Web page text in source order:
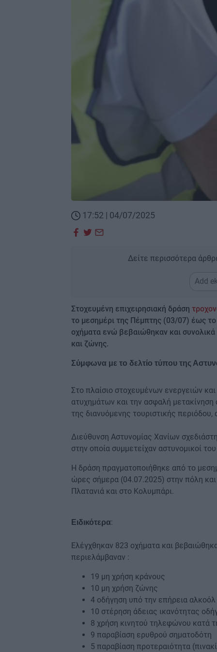
17:52 | 04/07/2025
Δείτε περισσότερα
Add
Στοχευμένη επιχειρησιακή δράση
το μεσημέρι της Πέμπτης (03/07) έως
οχήματα ενώ βεβαιώθηκαν και
και ζώνης.
Σύμφωνα με το δελτίο τύπου της
Στο πλαίσιο στοχευμένων ενεργειών
ατυχημάτων και την ασφαλή
της διανυόμενης τουριστικής περιόδου,
Διεύθυνση Αστυνομίας Χανίων
στην οποία συμμετείχαν αστυνομικοί
Η δράση πραγματοποιήθηκε από το
ώρες σήμερα (04.07.2025) στην πόλη
Πλατανιά και στο Κολυμπάρι.
Ειδικότερα:
Ελέγχθηκαν 823 οχήματα και
περιελάμβαναν :
19 μη χρήση κράνους
10 μη χρήση ζώνης
4 οδήγηση υπό την επήρεια αλκοόλ
10 στέρηση άδειας ικανότητας
8 χρήση κινητού τηλεφώνου κατά
9 παραβίαση ερυθρού σηματοδότη
5 παραβίαση προτεραιότητα